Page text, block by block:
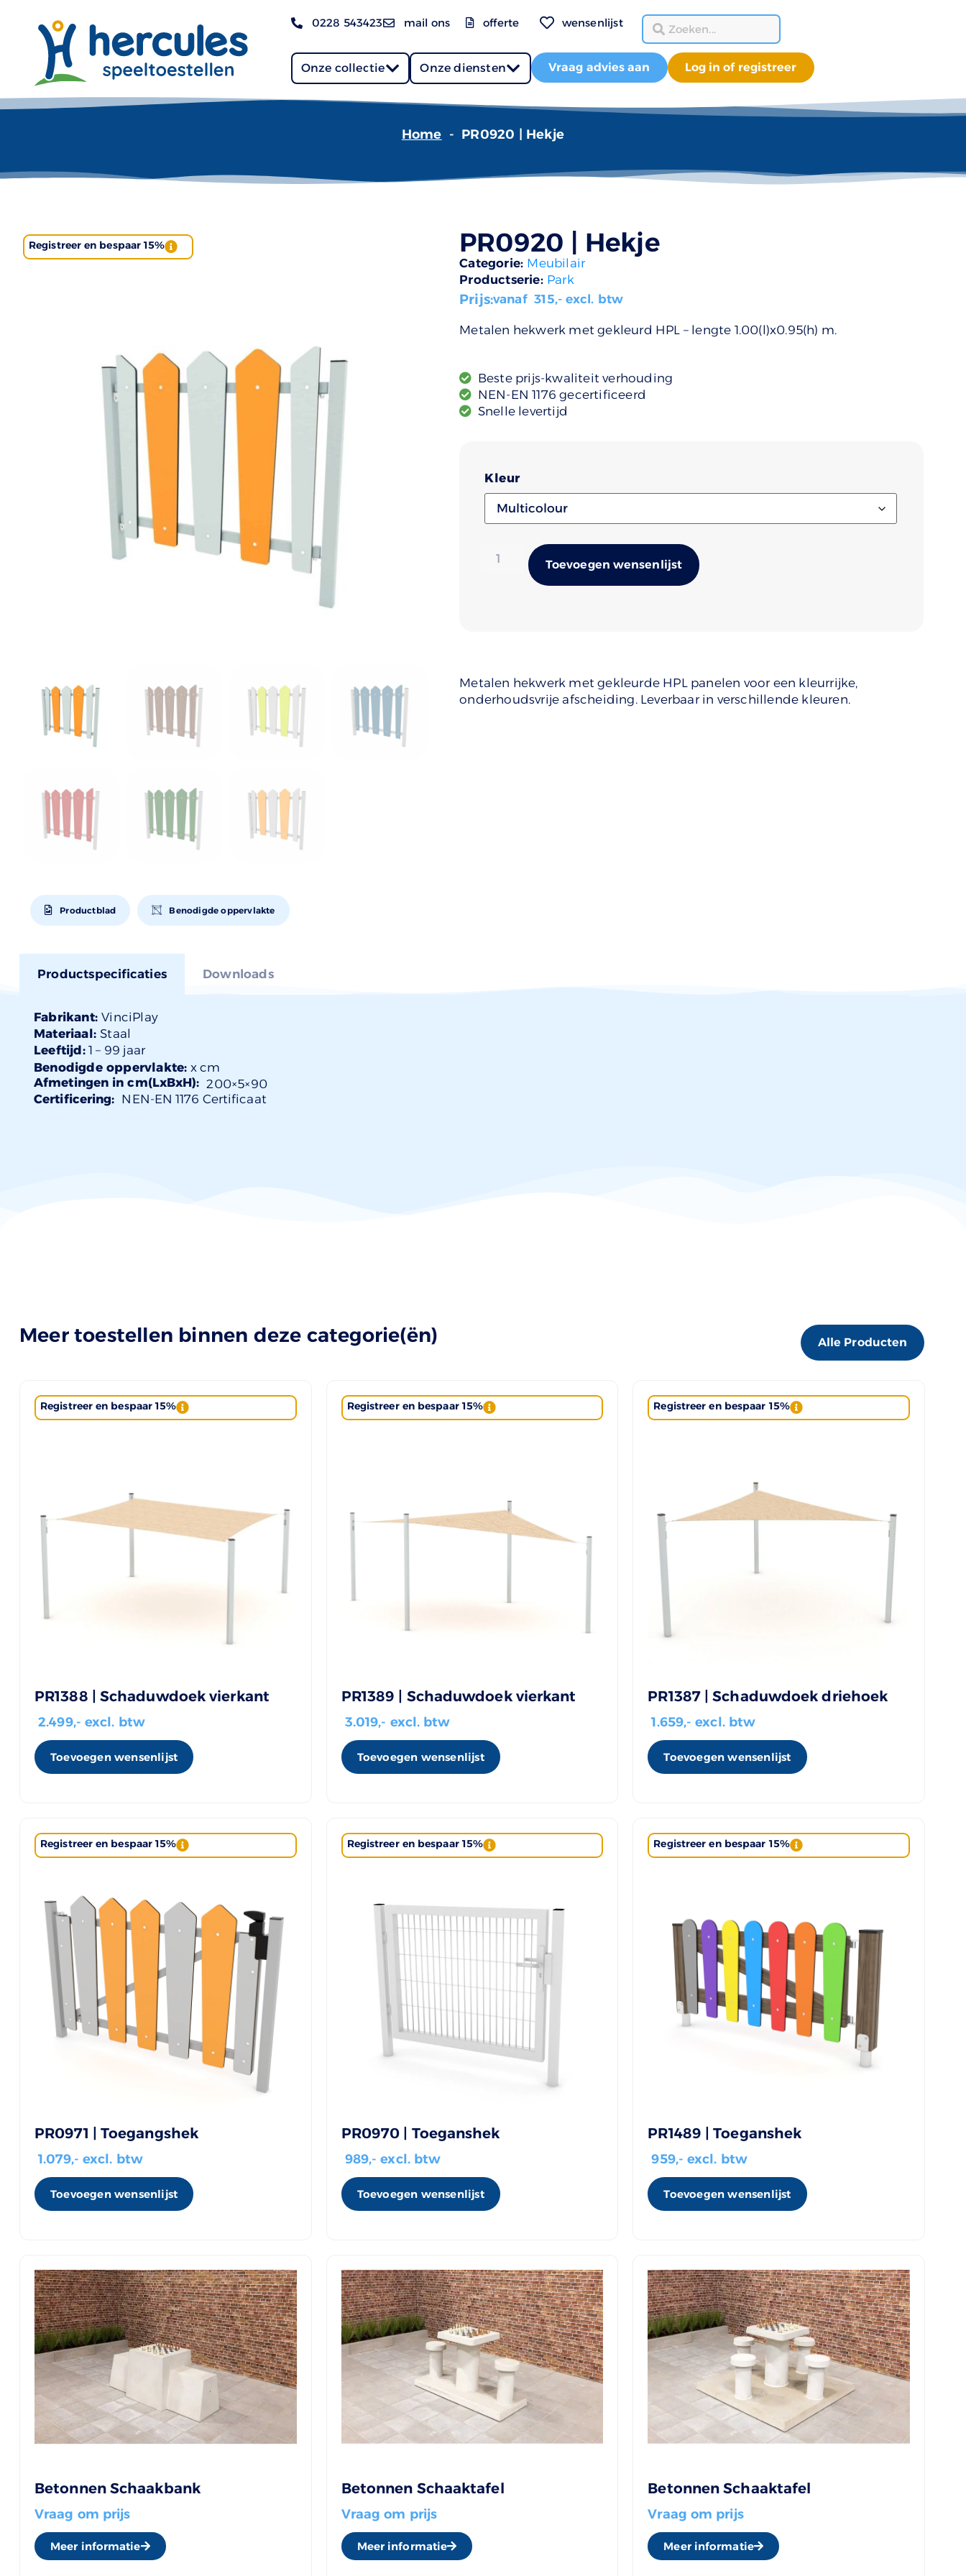
0228 543423 mail ons offerte wensenlijst
Onze collectie Onze diensten Vraag advies aan Log in of registreer
Home - PR0920 | Hekje
Registreer en bespaar 15%
Productblad Benodigde oppervlakte
PR0920 | Hekje
Categorie: Meubilair
Productserie: Park
Prijs:vanaf 315,- excl. btw
Metalen hekwerk met gekleurd HPL – lengte 1.00(l)x0.95(h) m.
Beste prijs-kwaliteit verhouding
NEN-EN 1176 gecertificeerd
Snelle levertijd
Kleur
Toevoegen wensenlijst
Metalen hekwerk met gekleurde HPL panelen voor een kleurrijke,
onderhoudsvrije afscheiding. Leverbaar in verschillende kleuren.
Productspecificaties Downloads
Fabrikant:VinciPlay
Materiaal:Staal
Leeftijd:1 – 99 jaar
Benodigde oppervlakte: x cm
Afmetingen in cm(LxBxH): 200×5×90
Certificering: NEN-EN 1176 Certificaat
Meer toestellen binnen deze categorie(ën) Alle Producten
Registreer en bespaar 15%
PR1388 | Schaduwdoek vierkant
2.499,- excl. btw
Toevoegen wensenlijst
Registreer en bespaar 15%
PR1389 | Schaduwdoek vierkant
3.019,- excl. btw
Toevoegen wensenlijst
Registreer en bespaar 15%
PR1387 | Schaduwdoek driehoek
1.659,- excl. btw
Toevoegen wensenlijst
Registreer en bespaar 15%
PR0971 | Toegangshek
1.079,- excl. btw
Toevoegen wensenlijst
Registreer en bespaar 15%
PR0970 | Toeganshek
989,- excl. btw
Toevoegen wensenlijst
Registreer en bespaar 15%
PR1489 | Toeganshek
959,- excl. btw
Toevoegen wensenlijst
Betonnen Schaakbank
Vraag om prijs
Meer informatie
Betonnen Schaaktafel
Vraag om prijs
Meer informatie
Betonnen Schaaktafel
Vraag om prijs
Meer informatie